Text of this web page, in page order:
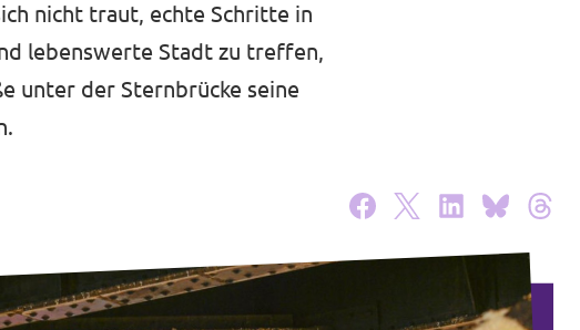
nicht traut, echte Schritte in
lebenswerte Stadt zu treffen,
unter der Sternbrücke seine